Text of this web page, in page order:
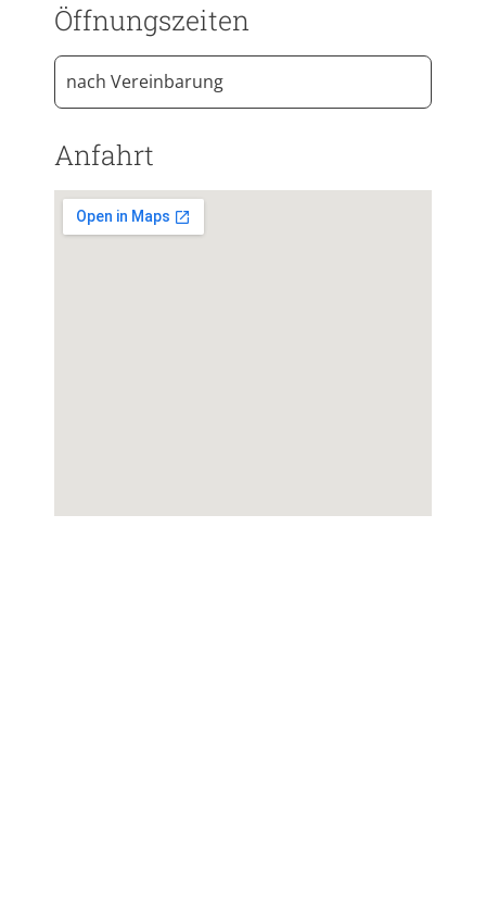
Öffnungszeiten
nach Vereinbarung
Anfahrt